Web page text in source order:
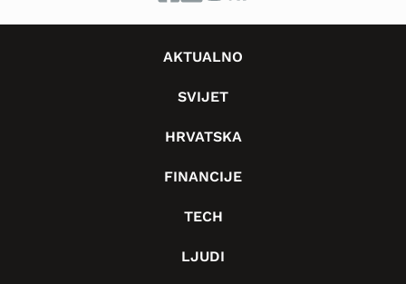
AKTUALNO
SVIJET
HRVATSKA
FINANCIJE
TECH
LJUDI